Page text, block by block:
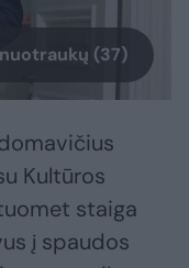
(37)
Kultūros
staiga
į spaudos